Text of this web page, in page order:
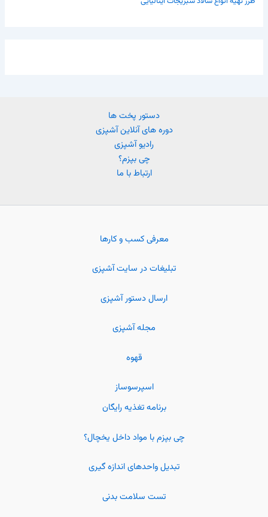
دستور پخت ها
دوره های آنلاین آشپزی
رادیو آشپزی
چی بپزم؟
ارتباط با ما
معرفی کسب و کارها
تبلیغات در سایت آشپزی
ارسال دستور آشپزی
مجله آشپزی
قهوه
اسپرسوساز
برنامه تغذیه رایگان
چی بپزم با مواد داخل یخچال؟
تبدیل واحدهای اندازه گیری
تست سلامت بدنی